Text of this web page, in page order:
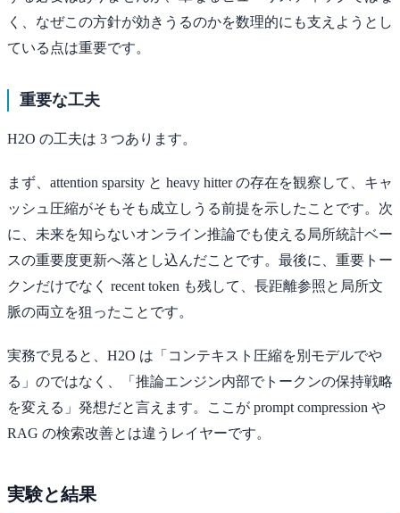
く、なぜこの方針が効きうるのかを数理的にも支えようとし
ている点は重要です。
重要な工夫
H2O の工夫は 3 つあります。
まず、attention sparsity と heavy hitter の存在を観察して、キャ
ッシュ圧縮がそもそも成立しうる前提を示したことです。次
に、未来を知らないオンライン推論でも使える局所統計ベー
スの重要度更新へ落とし込んだことです。最後に、重要トー
クンだけでなく recent token も残して、長距離参照と局所文
脈の両立を狙ったことです。
実務で見ると、H2O は「コンテキスト圧縮を別モデルでや
る」のではなく、「推論エンジン内部でトークンの保持戦略
を変える」発想だと言えます。ここが prompt compression や
RAG の検索改善とは違うレイヤーです。
実験と結果